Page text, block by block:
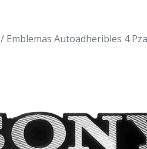
/ Emblemas Autoadheribles 4